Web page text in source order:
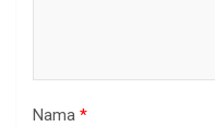
Nama *